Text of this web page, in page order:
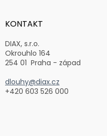
aKONTAKT
DIAX, s.r.o.
Okrouhlo 164
254 01 Praha - západ
dlouhy@diax.cz
+420 603 526 000